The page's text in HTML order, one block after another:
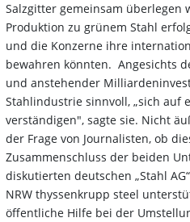
Salzgitter gemeinsam überlegen
Produktion zu grünem Stahl
und die Konzerne ihre
bewahren könnten. Angesichts
und anstehender
Stahlindustrie sinnvoll, „sich auf
verständigen", sagte sie. Nicht
der Frage von Journalisten, ob
Zusammenschluss der beiden
diskutierten deutschen „Stahl
NRW thyssenkrupp steel
öffentliche Hilfe bei der